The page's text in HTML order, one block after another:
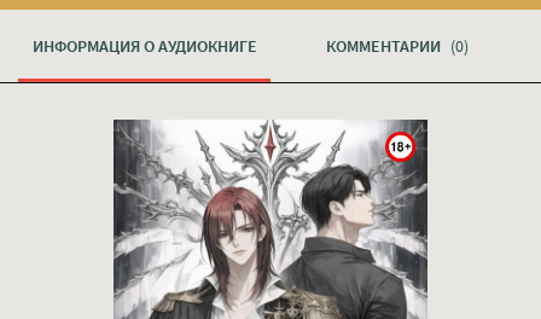
ИНФОРМАЦИЯ О АУДИОКНИГЕ КОММЕНТАРИИ (0)